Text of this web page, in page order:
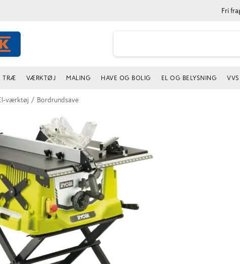
Fri
TRÆ VÆRKTØJ MALING HAVE OG BOLIG EL OG BELYSNING
værktøj / Bordrundsave